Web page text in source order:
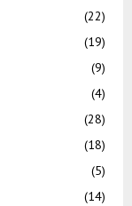
(22)
(19)
(9)
(4)
(28)
(18)
(5)
(14)